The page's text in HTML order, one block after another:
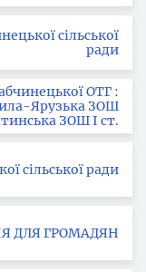
сільської
ради
ОТГ :
Ярузька ЗОШ
ЗОШ І ст.
сільської ради
ІНФОРМАЦІЯ ДЛЯ ГРОМАДЯН